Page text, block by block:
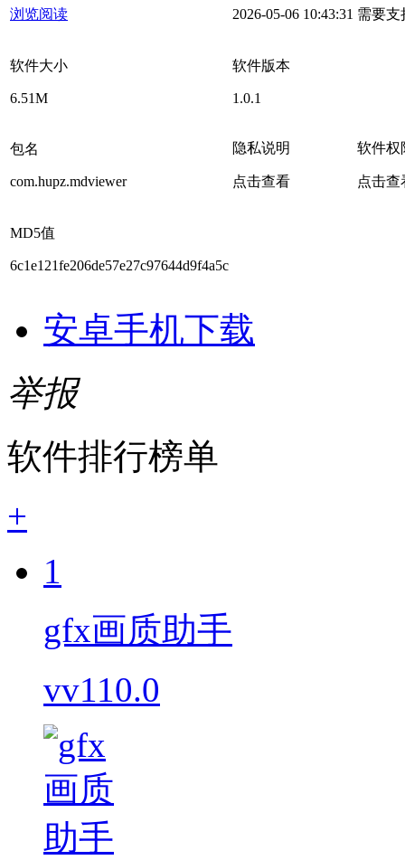
浏览阅读 2026-05-06 10:43:31 需要支
软件大小
6.51M
软件版本
1.0.1
包名
com.hupz.mdviewer
隐私说明
点击查看
软件权
点击查
MD5值
6c1e121fe206de57e27c97644d9f4a5c
安卓手机下载
举报
软件排行榜单
+
1
gfx画质助手
vv110.0